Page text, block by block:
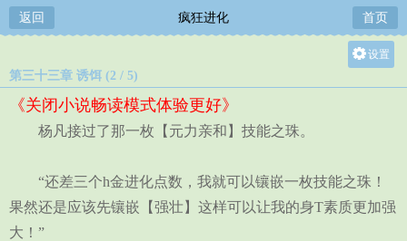
返回 疯狂进化 首页
设置
第三十三章 诱饵 (2 / 5)
《关闭小说畅读模式体验更好》
杨凡接过了那一枚【元力亲和】技能之珠。
“还差三个h金进化点数，我就可以镶嵌一枚技能之珠！
果然还是应该先镶嵌【强壮】这样可以让我的身T素质更加强
大！”